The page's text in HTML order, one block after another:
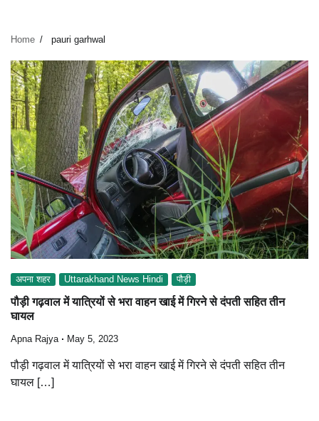
Home pauri garhwal
अपना शहर Uttarakhand News Hindi पौड़ी
पौड़ी गढ़वाल में यात्रियों से भरा वाहन खाई में गिरने से दंपती सहित तीन
घायल
Apna Rajya May 5, 2023
पौड़ी गढ़वाल में यात्रियों से भरा वाहन खाई में गिरने से दंपती सहित तीन
घायल […]